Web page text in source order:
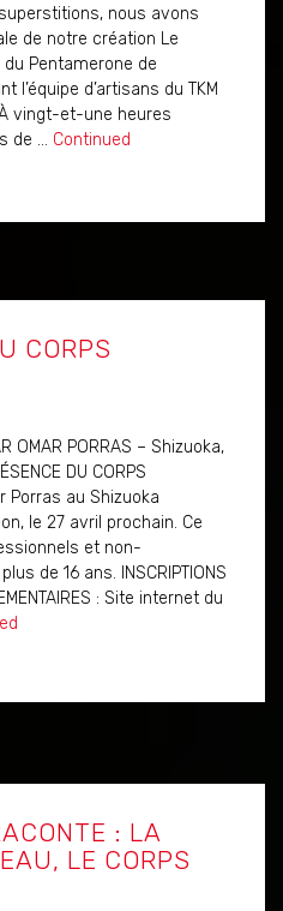
nous avons
de notre création Le
Pentamerone de
l’équipe d’artisans du TKM
vingt-et-une heures
de … Continued
CORPS
OMAR PORRAS – Shizuoka,
DU CORPS
Porras au Shizuoka
le 27 avril prochain. Ce
et non-
de 16 ans. INSCRIPTIONS
: Site internet du
: LA
LE CORPS